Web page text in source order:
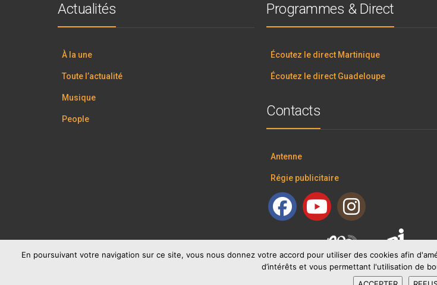
Actualités
À la une
Toute l’actualité
Musique
People
Programmes & Direct
Écoutez le direct Martinique
Écoutez le direct Guadeloupe
Contacts
Antenne
Régie publicitaire
En poursuivant votre navigation sur ce site, vous nous donnez votre accord pour utiliser des cookies afin
d’intérêts et vous permettant l'utilisation de